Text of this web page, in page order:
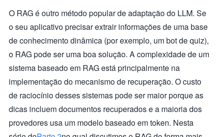
O RAG é outro método popular de adaptação do LLM. Se
o seu aplicativo precisar extrair informações de uma base
de conhecimento dinâmica (por exemplo, um bot de quiz),
o RAG pode ser uma boa solução. A complexidade de um
sistema baseado em RAG está principalmente na
implementação do mecanismo de recuperação. O custo
de raciocínio desses sistemas pode ser maior porque as
dicas incluem documentos recuperados e a maioria dos
provedores usa um modelo baseado em token. Nesta